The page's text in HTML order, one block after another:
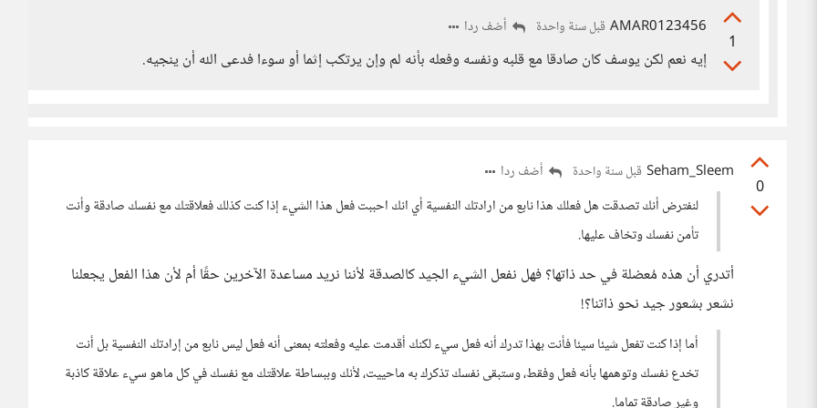
1
AMAR0123456 قبل سنة واحدة أضف ردا
إيه نعم لكن يوسف كان صادقا مع قلبه ونفسه وفعله بأنه لم وإن يرتكب إثما أو سوءا فدعى الله أن ينجيه.
0
Seham_Sleem قبل سنة واحدة
أضف ردا
لنفترض أنك تصدقت هل فعلك هذا نابع من ارادتك النفسية أي انك احببت فعل هذا الشيء إذا كنت كذلك فعلاقتك مع نفسك صادقة وأنت
تأمن نفسك وتخاف عليها.
أتدري أن هذه مُعضلة في حد ذاتها؟ فهل نفعل الشيء الجيد كالصدقة لأننا نريد مساعدة الآخرين حقًا أم لأن هذا الفعل يجعلنا
نشعر بشعور جيد نحو ذاتنا؟!
أما إذا كنت تفعل شيئا سيئا فأنت بهذا تدرك أنه فعل سيء لكنك أقدمت عليه وفعلته بمعنى أنه فعل ليس نابع من إرادتك النفسية بل أنت
تخدع نفسك وتوهمها بأنه فعل وفقط، وستبقى نفسك تذكرك به ماحييت، لأنك وببساطة علاقتك مع نفسك في كل ماهو سيء علاقة كاذبة